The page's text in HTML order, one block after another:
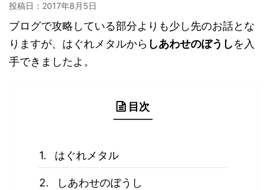
投稿日： 2017年8月5日
ブログで攻略している部分よりも少し先のお話とな
りますが、はぐれメタルから しあわせのぼうしを入
手できましたよ。
目次
はぐれメタル
しあわせのぼうし